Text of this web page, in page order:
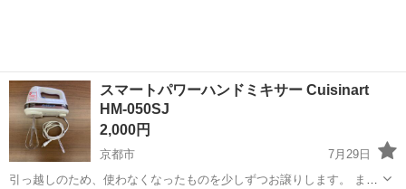
スマートパワーハンドミキサー Cuisinart
HM-050SJ
2,000円
京都市
7月29日
引っ越しのため、使わなくなったものを少しずつお譲りします。 まだ